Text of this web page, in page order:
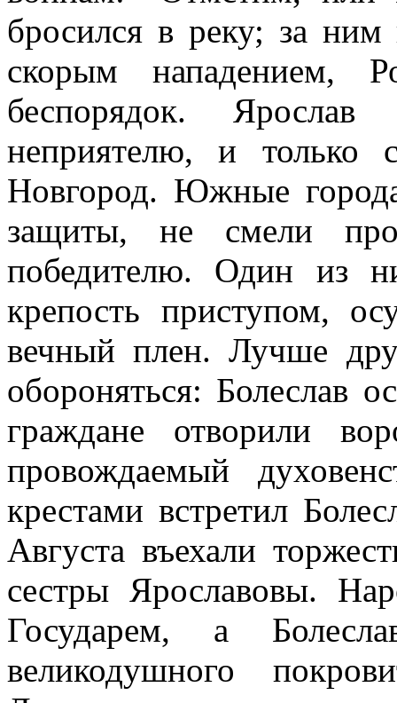
бросился в реку; за
скорым нападением,
беспорядок.
неприятелю, и
Новгород. Южные
защиты, не смели
победителю. Один из
крепость приступом,
вечный плен. Лучше
обороняться: Болеслав
граждане отворили
провождаемый
крестами встретил
Августа въехали
сестры Ярославовы.
Государем, а
великодушного